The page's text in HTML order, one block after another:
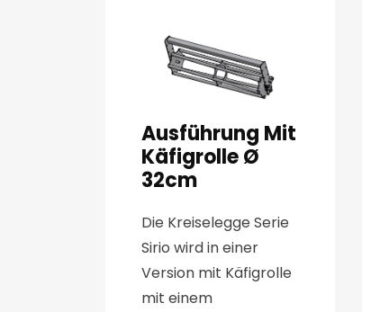
Ausführung Mit
Käfigrolle Ø
32cm
Die Kreiselegge Serie
Sirio wird in einer
Version mit Käfigrolle
mit einem